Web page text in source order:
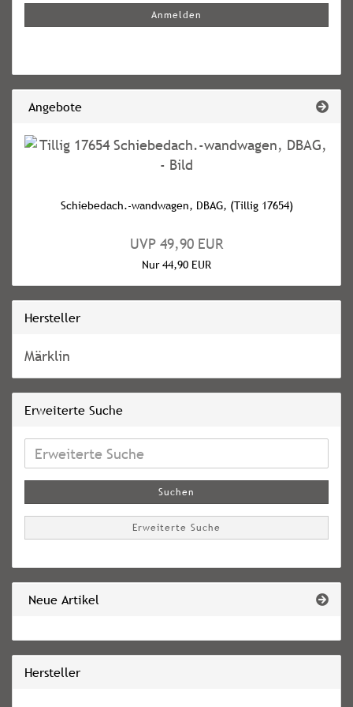
ANMELDUNG
Anmelden
Angebote
Schiebedach.-wandwagen, DBAG, (Tillig 17654)
UVP 49,90 EUR
Nur 44,90 EUR
Hersteller
Märklin
Erweiterte Suche
Erweiterte
Suche
Suchen
Erweiterte Suche
Neue Artikel
Hersteller